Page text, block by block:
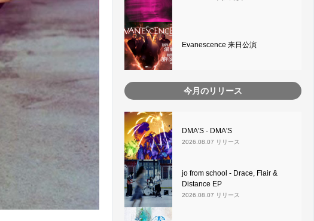
Evanescence 来日公演
今月のリリース
DMA'S - DMA'S
2026.08.07 リリース
jo from school - Drace, Flair &
Distance EP
2026.08.07 リリース